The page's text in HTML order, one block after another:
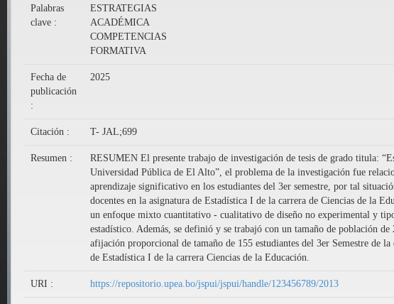
Palabras
clave :
ESTRATEGIAS
ACADÉMICA
COMPETENCIAS
FORMATIVA
Fecha de
publicación
:
2025
Citación : T- JAL;699
Resumen :
RESUMEN El presente trabajo de investigación de tesis de grado titula:
Universidad Pública de El Alto”, el problema de la investigación fue
aprendizaje significativo en los estudiantes del 3er semestre, por tal
docentes en la asignatura de Estadística I de la carrera de Ciencias de la
un enfoque mixto cuantitativo - cualitativo de diseño no experimental y
estadístico. Además, se definió y se trabajó con un tamaño de población
afijación proporcional de tamaño de 155 estudiantes del 3er Semestre de
de Estadística I de la carrera Ciencias de la Educación.
URI : https://repositorio.upea.bo/jspui/jspui/handle/123456789/2013